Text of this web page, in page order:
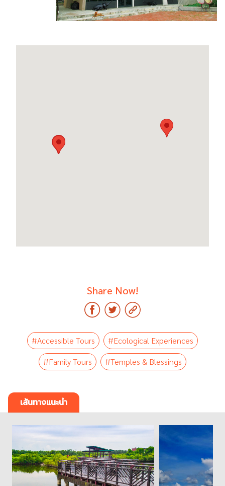
Share Now!
#Accessible Tours
#Ecological Experiences
#Family Tours
#Temples & Blessings
เส้นทางแนะนำ